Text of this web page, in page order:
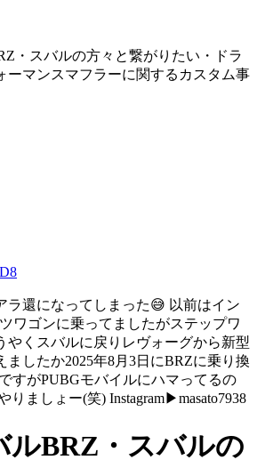
・スバルの方々と繋がりたい・ドラ
ーマンスマフラーに関するカスタム事
ラ還になってしまった😅 以前はイン
ワゴンに乗ってましたがステップワ
やくスバルに戻りレヴォーグから新型
ましたか2025年8月3日にBRZに乗り換
すがPUBGモバイルにハマってるの
りましょー(笑) Instagram▶︎masato7938
ルBRZ・スバルの